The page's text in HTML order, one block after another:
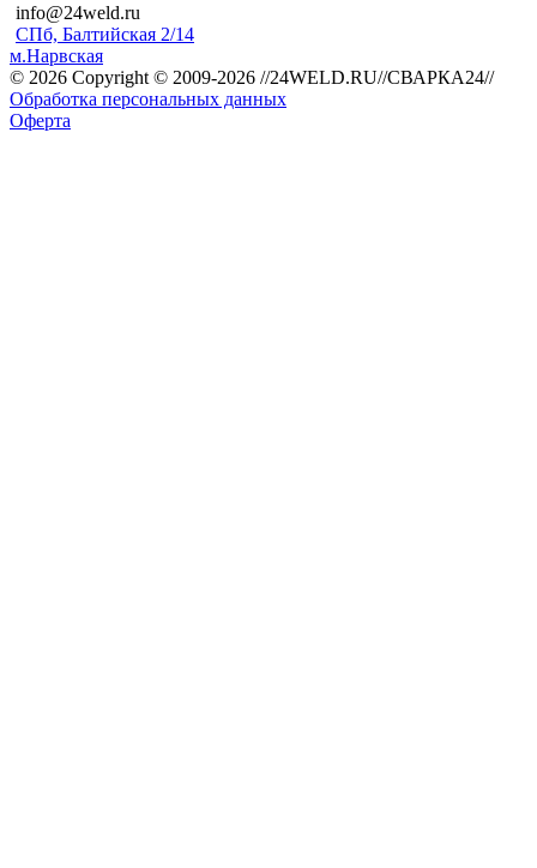
info@24weld.ru
СПб, Балтийская 2/14
м.Нарвская
© 2026 Copyright © 2009-2026 //24WELD.RU//СВАРКА24//
Обработка персональных данных
Оферта